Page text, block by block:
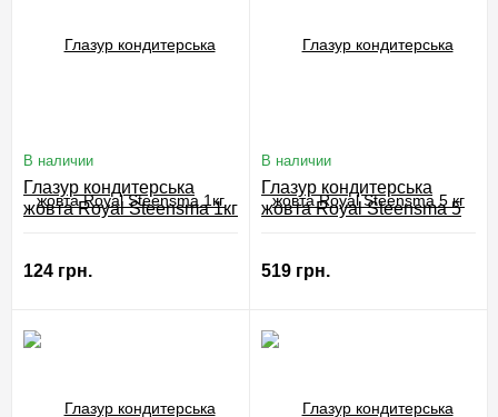
В наличии
Глазур кондитерська
жовта Royal Steensma 1кг
124 грн.
В наличии
Глазур кондитерська
жовта Royal Steensma 5
519 грн.